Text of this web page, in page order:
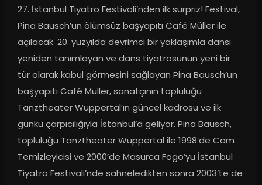
27. İstanbul Tiyatro Festivali’nden ilk sürpriz! Festival,
Pina Bausch’un ölümsüz başyapıtı Café Müller ile
açılacak. 20. yüzyılda devrimci bir yaklaşımla dansı
yeniden tanımlayan ve dans tiyatrosunun yeni bir
tür olarak kabul görmesini sağlayan Pina Bausch’un
başyapıtı Café Müller, sanatçının topluluğu
Tanztheater Wuppertal’ın güncel kadrosu ve ilk
günkü çarpıcılığıyla İstanbul’a geliyor. Pina Bausch,
topluluğu Tanztheater Wuppertal ile 1998’de Cam
Temizleyicisi ve 2000’de Masurca Fogo’yu İstanbul
Tiyatro Festivali’nde sahneledikten sonra 2003’te de